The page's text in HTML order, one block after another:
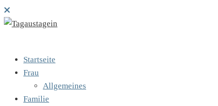
Startseite
Frau
Allgemeines
Familie